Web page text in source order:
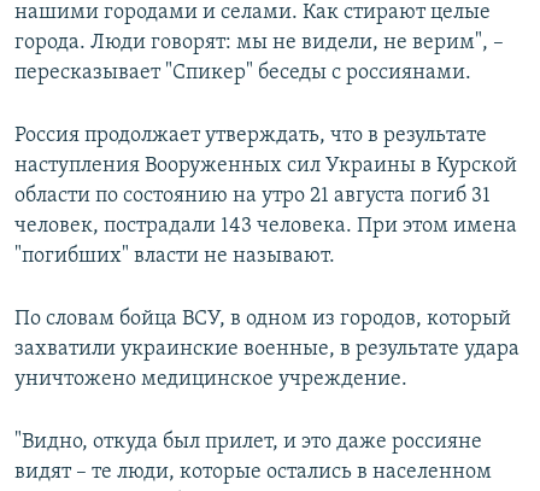
нашими городами и селами. Как стирают целые
города. Люди говорят: мы не видели, не верим", –
пересказывает "Спикер" беседы с россиянами.
Россия продолжает утверждать, что в результате
наступления Вооруженных сил Украины в Курской
области по состоянию на утро 21 августа погиб 31
человек, пострадали 143 человека. При этом имена
"погибших" власти не называют.
По словам бойца ВСУ, в одном из городов, который
захватили украинские военные, в результате удара
уничтожено медицинское учреждение.
"Видно, откуда был прилет, и это даже россияне
видят – те люди, которые остались в населенном